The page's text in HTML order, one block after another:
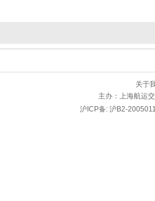
关于
主办： 上海航运
沪ICP备: 沪B2-